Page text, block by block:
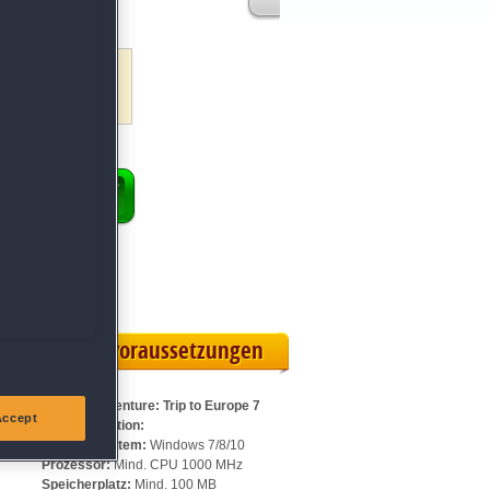
Systemvoraussetzungen
Für Big Adventure: Trip to Europe 7
Sammleredition:
Betriebssystem: Windows 7/8/10
Prozessor:Mind. CPU 1000 MHz
Speicherplatz: Mind. 100 MB